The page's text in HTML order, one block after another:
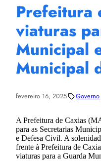
Prefeitura
viaturas
Municipal
Municipal
fevereiro 16, 2025 Governo
A Prefeitura de Caxias
para as Secretarias
e Defesa Civil. A
frente à Prefeitura de
viaturas para a Guarda